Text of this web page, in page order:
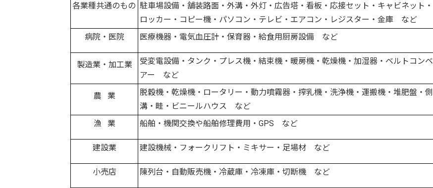
各業種共通のもの 駐車場設備・舗装路面・外溝・外灯・広告塔・看板・応接セット・キャビネット・
ロッカー・コピー機・パソコン・テレビ・エアコン・レジスター・金庫 など
病院・医院
医療機器・電気血圧計・保育器・給食用厨房設備 など
製造業・加工業
受変電設備・タンク・プレス機・結束機・暖房機・乾燥機・加湿器・ベルトコンベ
アー など
農 業
脱穀機・乾燥機・ロータリー・動力噴霧器・搾乳機・洗浄機・運搬機・堆肥盤・側
溝・畦・ビニールハウス など
漁 業
船舶・機関交換や船舶修理費用・GPS など
建設業 建設機械・フォークリフト・ミキサー・足場材 など
小売店 陳列台・自動販売機・冷蔵庫・冷凍庫・切断機 など